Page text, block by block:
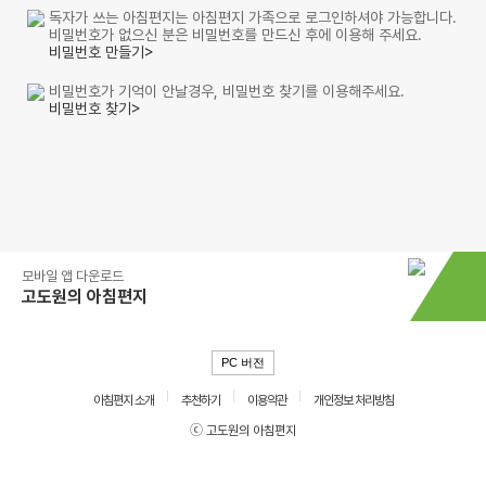
독자가 쓰는 아침편지는 아침편지 가족으로 로그인하셔야 가능합니다.
비밀번호가 없으신 분은 비밀번호를 만드신 후에 이용해 주세요.
비밀번호 만들기>
비밀번호가 기억이 안날경우, 비밀번호 찾기를 이용해주세요.
비밀번호 찾기>
모바일 앱 다운로드
고도원의 아침편지
PC 버전
아침편지 소개 추천하기 이용약관
개인정보 처리방침
ⓒ 고도원의 아침편지